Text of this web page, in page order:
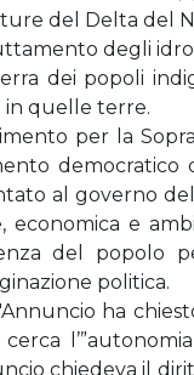
del Delta del
degli
dei popoli
in quelle terre.
per la
democratico
al governo
economica e
del popolo
politica.
ha
cerca
chiedeva il